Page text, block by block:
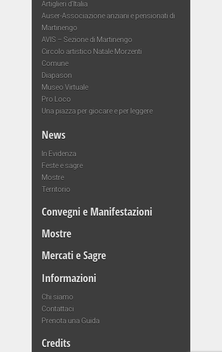
Artiglieri d’Italia
Auser-Associazione anziani e pensionati di
Martinengo
AVIS – Sezione di Martinengo
Circolo artistico Natale Morzenti
Comune
Diapason
Museo Virtuale
Pro Loco
Una piazza per giocare e per leggere
News
In Evidenza
Feste e sagre
Mostre
Territorio
Convegni e Manifestazioni
Mostre
Mercati e Sagre
Informazioni
Chi siamo
Contattaci
Prenota una Guida
Credits